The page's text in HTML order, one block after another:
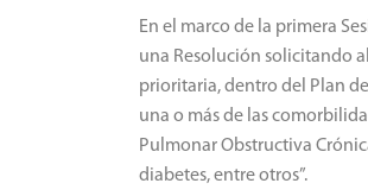
En el marco de la primera
una Resolución solicitando
prioritaria, dentro del Plan
una o más de las
Pulmonar Obstructiva
diabetes, entre otros”.